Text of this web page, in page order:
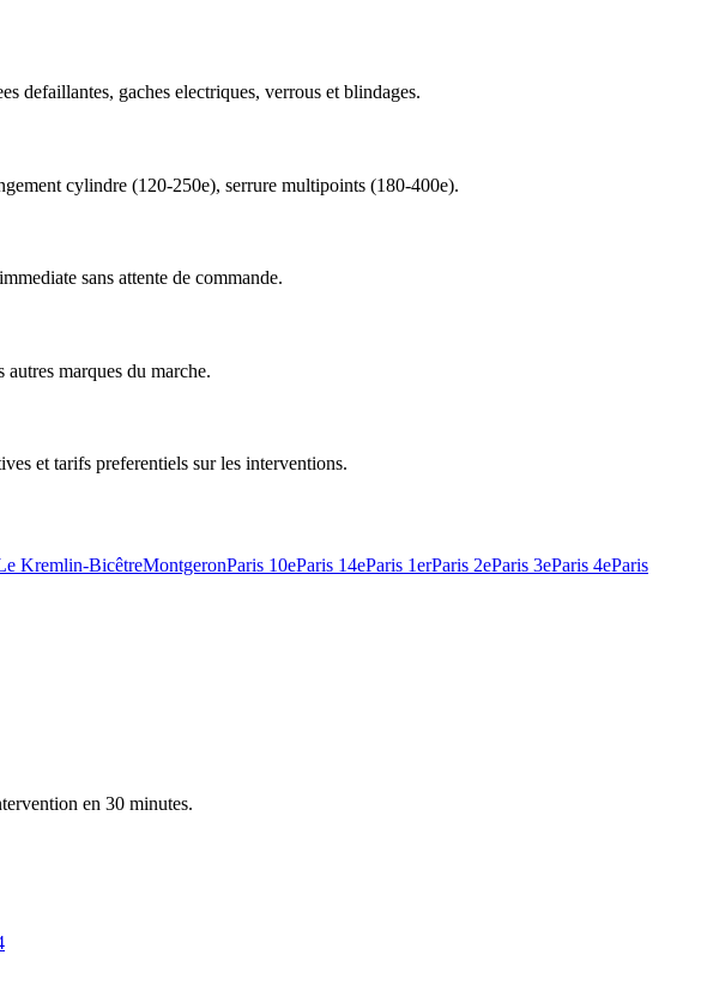
defaillantes, gaches electriques, verrous et blindages.
cylindre (120-250e), serrure multipoints (180-400e).
sans attente de commande.
marques du marche.
et tarifs preferentiels sur les interventions.
Kremlin-BicêtreMontgeronParis 10eParis 14eParis 1erParis 2eParis 3eParis 4eParis
en 30 minutes.